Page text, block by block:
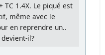
TC 1.4X. Le piqué est
même avec le
en reprendre un..
il?